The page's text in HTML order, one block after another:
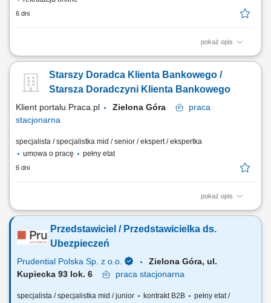
6 dni
pokaż opis
Identyfikowanie potrzeb klientów indywidualnych oraz sektora MŚP i
sprzedaż produktów bankowych i realizacja wyznaczonych celów
sprzedażowych; Budowanie długofalowych relacji z klientami oraz
Starszy Doradca Klienta Bankowego /
Starsza Doradczyni Klienta Bankowego
Klient portalu Praca.pl Zielona Góra
praca
stacjonarna
specjalista / specjalistka mid / senior / ekspert / ekspertka
umowa o pracę
pełny etat
6 dni
pokaż opis
Analiza potrzeb finansowych klientów indywidualnych oraz sektora MŚP
nowych klientów oraz budowanie długoterminowych relacji
biznesowych; Sprzedaż produktów i usług bankowych, w tym funduszy
Przedstawiciel / Przedstawicielka ds.
Ubezpieczeń
Prudential Polska Sp. z o.o.
Zielona Góra, ul.
Kupiecka 93 lok. 6
praca stacjonarna
specjalista / specjalistka mid / junior kontrakt B2B
pełny etat /